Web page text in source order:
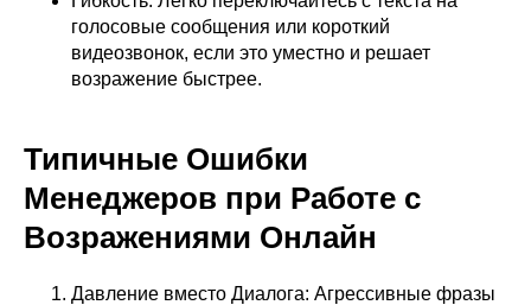
голосовые сообщения или короткий
видеозвонок, если это уместно и решает
возражение быстрее.
Типичные Ошибки
Менеджеров при Работе с
Возражениями Онлайн
Давление вместо Диалога: Агрессивные фразы